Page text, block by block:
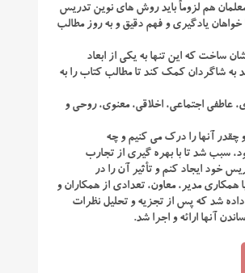
هم لزوماً باید روش های نوین تدریس
خواهان یادگیری و فهم دقیق و به روز مطالب
ساخت که این تنها به یکی از ابعاد
به شاگردان کمک کند تا مطالب کتاب را به
اجتماعی، اخلاقی، معنوی، روحی و
و چقدر آنها را درک می کنیم و چه
سبب شد تا با بهره گیری از تجارب
خود ایجاد کنم و تأثیر آن را در
مدیر، معاون، تعدادی از همکاران و
شد که پس از تجزیه و تحلیل نظرات
آنها ارائه و اجرا شد.